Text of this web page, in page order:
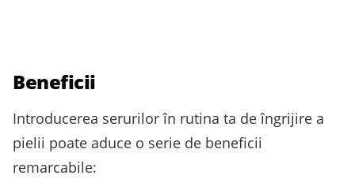
Beneficii
Introducerea serurilor în rutina ta de îngrijire a
pielii poate aduce o serie de beneficii
remarcabile: